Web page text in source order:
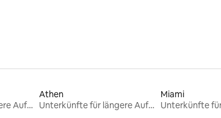
Unterkünfte für längere Aufenthalte
Athen
Unterkünfte für längere Aufenthalte
Miami